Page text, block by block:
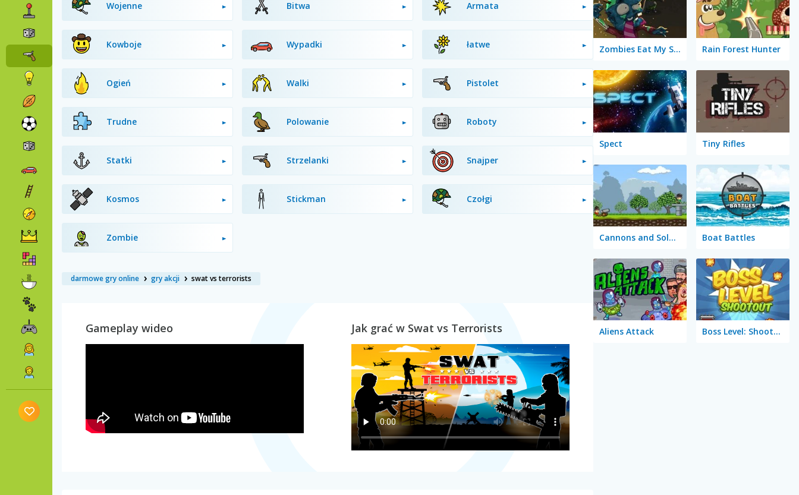
Wojenne Bitwa Armata
Kowboje Wypadki łatwe
Ogień Walki Pistolet
Trudne Polowanie Roboty
Statki Strzelanki Snajper
Kosmos Stickman Czołgi
Zombie
darmowe gry online gry akcji swat vs terrorists
Gameplay wideo Jak grać w Swat vs Terrorists
Zombies Eat My Stocking Rain Forest Hunter
Spect Tiny Rifles
Cannons and Soldiers: Mountain Offense Boat Battles
Aliens Attack Boss Level: Shootout